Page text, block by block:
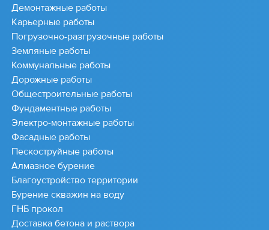
Демонтажные работы
Карьерные работы
Погрузочно-разгрузочные работы
Земляные работы
Коммунальные работы
Дорожные работы
Общестроительные работы
Фундаментные работы
Электро-монтажные работы
Фасадные работы
Пескоструйные работы
Алмазное бурение
Благоустройство территории
Бурение скважин на воду
ГНБ прокол
Доставка бетона и раствора